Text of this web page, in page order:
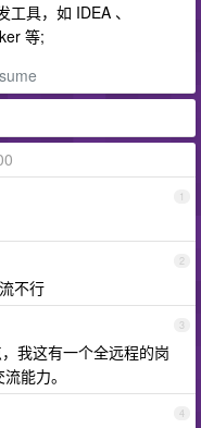
具，如 IDEA 、
等;
1
2
不行
3
我这有一个全远程的岗
能力。
4